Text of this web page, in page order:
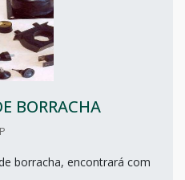
BORRACHA
borracha, encontrará com